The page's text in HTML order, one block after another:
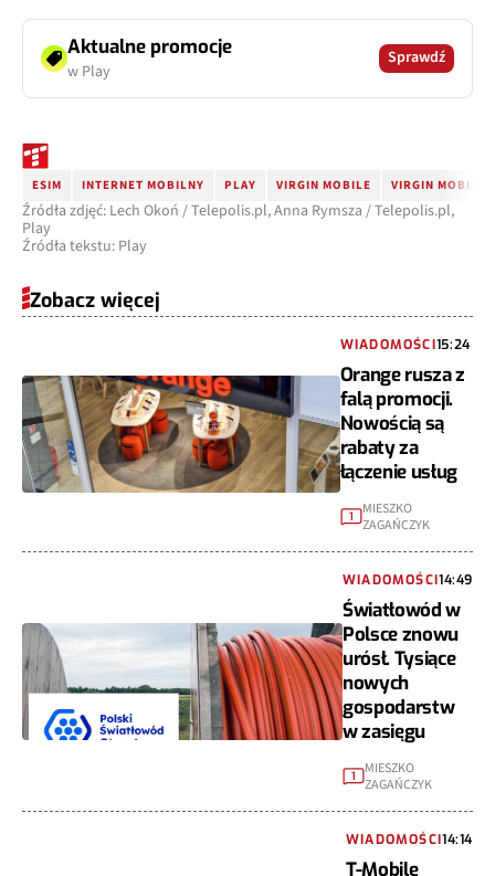
Aktualne promocje
w Play
Sprawdź
ESIM INTERNET MOBILNY PLAY VIRGIN MOBILE VIRGIN MOBILE
Źródła zdjęć: Lech Okoń / Telepolis.pl, Anna Rymsza / Telepolis.pl,
Play
Źródła tekstu: Play
Zobacz więcej
WIADOMOŚCI15:24
Orange rusza z
falą promocji.
Nowością są
rabaty za
łączenie usług
1
MIESZKO
ZAGAŃCZYK
WIADOMOŚCI14:49
Światłowód w
Polsce znowu
urósł. Tysiące
nowych
gospodarstw
w zasięgu
1
MIESZKO
ZAGAŃCZYK
WIADOMOŚCI14:14
T-Mobile